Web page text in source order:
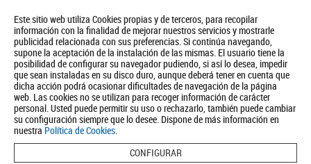
Este sitio web utiliza Cookies propias y de terceros, para recopilar
información con la finalidad de mejorar nuestros servicios y mostrarle
publicidad relacionada con sus preferencias. Si continúa navegando,
supone la aceptación de la instalación de las mismas. El usuario tiene la
posibilidad de configurar su navegador pudiendo, si así lo desea, impedir
que sean instaladas en su disco duro, aunque deberá tener en cuenta que
dicha acción podrá ocasionar dificultades de navegación de la página
web. Las cookies no se utilizan para recoger información de carácter
personal. Usted puede permitir su uso o rechazarlo, también puede cambiar
su configuración siempre que lo desee. Dispone de más información en
nuestra Política de Cookies.
CONFIGURAR
Quiénes somos Turismo Política de Privacidad Aviso Legal
Política de Cookies
BUSCAR